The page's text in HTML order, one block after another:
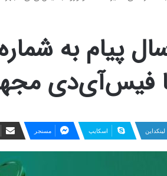
پیام به
فیس‌آی‌دی
لینکداین اسکایپ مسنجر